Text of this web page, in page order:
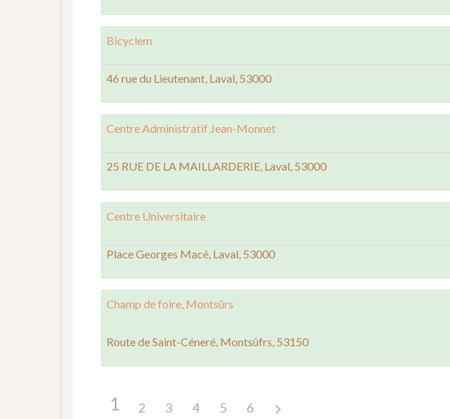
Bicyclem
46 rue du Lieutenant, Laval, 53000
Centre Administratif Jean-Monnet
25 RUE DE LA MAILLARDERIE, Laval, 53000
Centre Universitaire
Place Georges Macé, Laval, 53000
Champ de foire, Montsûrs
Route de Saint-Céneré, Montsûfrs, 53150
1 2 3 4 5 6